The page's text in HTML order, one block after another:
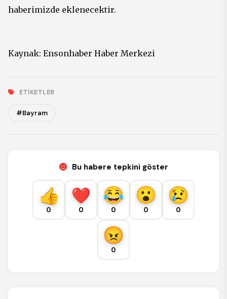
haberimizde eklenecektir.
Kaynak: Ensonhaber Haber Merkezi
ETIKETLER
#Bayram
Bu habere tepkini göster
0 0 0 0 0
0